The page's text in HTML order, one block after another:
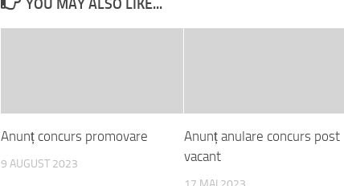
YOU MAY ALSO LIKE...
Anunț concurs promovare
9 AUGUST 2023
Anunț anulare concurs post
vacant